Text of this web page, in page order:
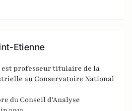
Etienne
est professeur titulaire de la
au Conservatoire National
du Conseil d'Analyse